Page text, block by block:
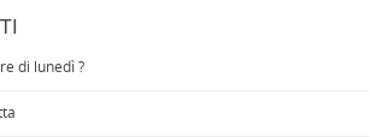
di lunedì ?